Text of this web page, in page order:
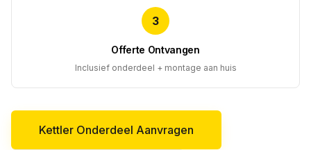
3
Offerte Ontvangen
Inclusief onderdeel + montage aan huis
Kettler Onderdeel Aanvragen